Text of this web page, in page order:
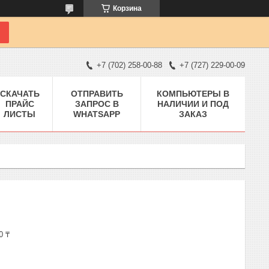
Корзина
+7 (702) 258-00-88 +7 (727) 229-00-09
СКАЧАТЬ
ПРАЙС
ЛИСТЫ
ОТПРАВИТЬ
ЗАПРОС В
WHATSAPP
КОМПЬЮТЕРЫ В
НАЛИЧИИ И ПОД
ЗАКАЗ
₸